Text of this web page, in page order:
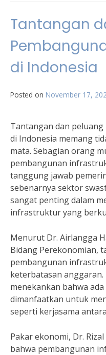
Tantangan
di Indonesia
Posted on November 17,
Tantangan dan
di Indonesia memang
mata. Sebagian orang
pembangunan
tanggung jawab
sebenarnya sektor
sangat penting dalam
infrastruktur yang
Menurut Dr. Airlangga
Bidang Perekonomian,
pembangunan
keterbatasan
menekankan bahwa
dimanfaatkan untuk
seperti kerjasama
Pakar ekonomi, Dr.
bahwa pembangunan